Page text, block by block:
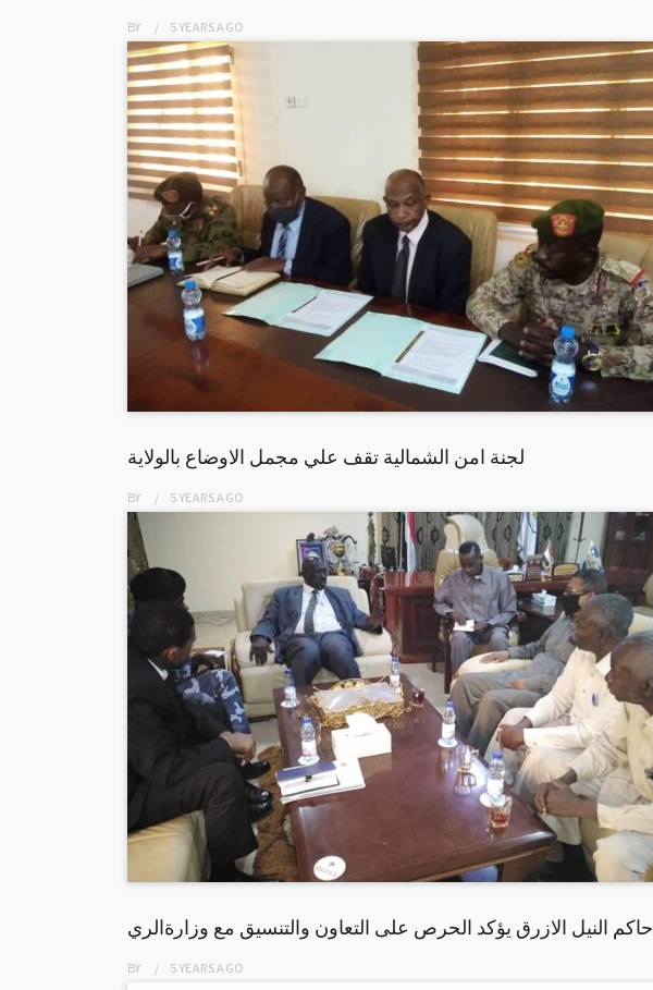
BY 5 YEARSAGO
لجنة امن الشمالية تقف علي مجمل الاوضاع بالولاية
BY 5 YEARSAGO
حاكم النيل الازرق يؤكد الحرص على التعاون والتنسيق مع وزارةالري
BY 5 YEARSAGO